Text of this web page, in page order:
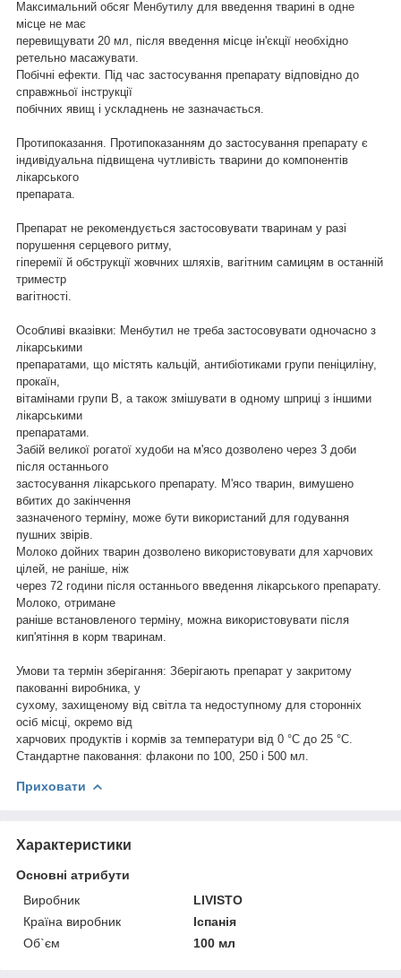
Максимальний обсяг Менбутилу для введення тварині в одне
місце не має
перевищувати 20 мл, після введення місце ін'єкції необхідно
ретельно масажувати.
Побічні ефекти. Під час застосування препарату відповідно до
справжньої інструкції
побічних явищ і ускладнень не зазначається.
Протипоказання. Протипоказанням до застосування препарату є
індивідуальна підвищена чутливість тварини до компонентів
лікарського
препарата.
Препарат не рекомендується застосовувати тваринам у разі
порушення серцевого ритму,
гіперемії й обструкції жовчних шляхів, вагітним самицям в останній
триместр
вагітності.
Особливі вказівки: Менбутил не треба застосовувати одночасно з
лікарськими
препаратами, що містять кальцій, антибіотиками групи пеніциліну,
прокаїн,
вітамінами групи B, а також змішувати в одному шприці з іншими
лікарськими
препаратами.
Забій великої рогатої худоби на м'ясо дозволено через 3 доби
після останнього
застосування лікарського препарату. М'ясо тварин, вимушено
вбитих до закінчення
зазначеного терміну, може бути використаний для годування
пушних звірів.
Молоко дойних тварин дозволено використовувати для харчових
цілей, не раніше, ніж
через 72 години після останнього введення лікарського препарату.
Молоко, отримане
раніше встановленого терміну, можна використовувати після
кип'ятіння в корм тваринам.
Умови та термін зберігання: Зберігають препарат у закритому
пакованні виробника, у
сухому, захищеному від світла та недоступному для сторонніх
осіб місці, окремо від
харчових продуктів і кормів за температури від 0 °C до 25 °C.
Стандартне паковання: флакони по 100, 250 і 500 мл.
Приховати
Характеристики
Основні атрибути
Виробник
LIVISTO
Країна виробник
Іспанія
Об`єм
100 мл